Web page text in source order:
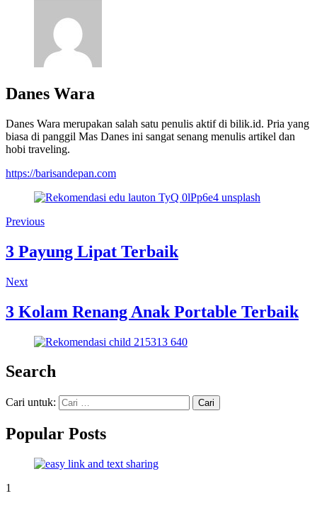
Danes Wara
Danes Wara merupakan salah satu penulis aktif di bilik.id. Pria yang
biasa di panggil Mas Danes ini sangat senang menulis artikel dan
hobi traveling.
https://barisandepan.com
Previous
3 Payung Lipat Terbaik
Next
3 Kolam Renang Anak Portable Terbaik
Search
Cari untuk:
Popular Posts
1